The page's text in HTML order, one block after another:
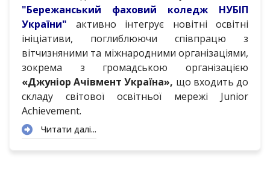
"Бережанський фаховий коледж НУБІП
України"
активно інтегрує новітні освітні
ініціативи, поглиблюючи співпрацю з
вітчизняними та міжнародними організаціями,
зокрема з громадською організацією
«Джуніор Ачівмент Україна», що входить до
складу світової освітньої мережі Junior
Achievement.
Читати далі...